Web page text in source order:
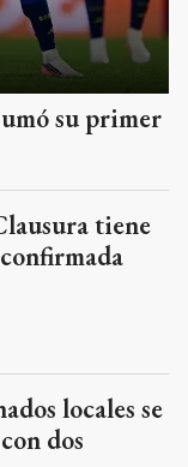
su primer
tiene
locales se
dos